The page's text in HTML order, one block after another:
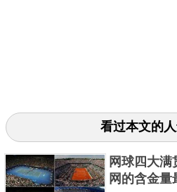
刘国梁是我国第一位获得乒乓
看过本文的
网球四大
网的含金量